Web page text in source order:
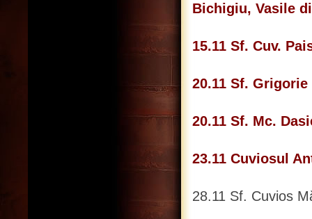
Bichigiu, Vasile
15.11 Sf. Cuv.
20.11 Sf.
20.11 Sf. Mc.
23.11 Cuviosul
28.11 Sf. Cuvios